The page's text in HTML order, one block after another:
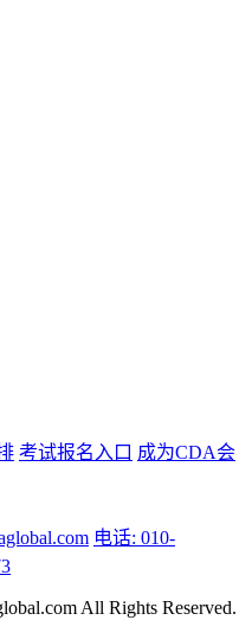
考试报名入口 成为CDA会
电话: 010-
All Rights Reserved.